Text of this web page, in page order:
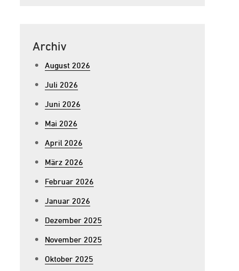
Archiv
August 2026
Juli 2026
Juni 2026
Mai 2026
April 2026
März 2026
Februar 2026
Januar 2026
Dezember 2025
November 2025
Oktober 2025